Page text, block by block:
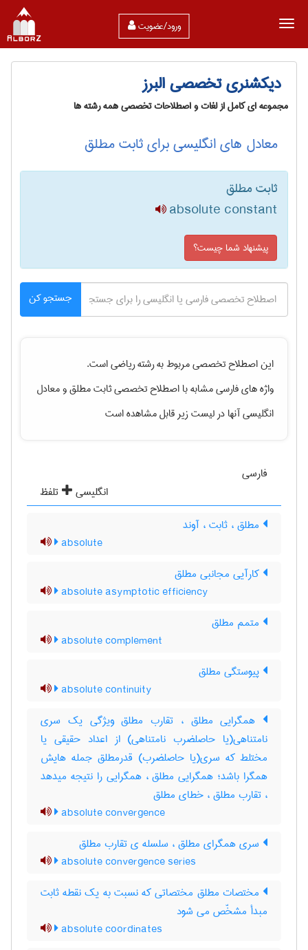
ورود/عضویت
دیکشنری تخصصی البرز
مجموعه ای کامل از لغات و اصطلاحات تخصصی همه رشته ها
معادل های انگلیسی برای ثابت مطلق
ثابت مطلق
absolute constant
پیشنهاد شما چیست؟
جستجو کن
این اصطلاح تخصصی مربوط به رشتهرياضیاست.
واژه های فارسی مشابه با اصطلاح تخصصیثابت مطلقو معادل
انگلیسی آنها در لیست زیر قابل مشاهده است
فارسی
انگلیسی
تلفظ
مطلق ، ثابت ، آوند
absolute
کارآیی مجانبی مطلق
absolute asymptotic efficiency
متمم مطلق
absolute complement
پیوستگی مطلق
absolute continuity
همگرایی مطلق ، تقارب مطلق ویژگی یک سری
نامتناهی(یا حاصلضرب نامتناهی) از اعداد حقیقی یا
مختلط که سری(یا حاصلضرب) قدرمطلق جمله هایش
همگرا باشد؛ همگرایی مطلق ، همگرایی را نتیجه میدهد
، تقارب مطلق ، خطای مطلق
absolute convergence
سری همگرای مطلق ، سلسله ی تقارب مطلق
absolute convergence series
مختصات مطلق مختصاتی که نسبت به یک نقطه ثابت
مبدأ مشخّص می شود
absolute coordinates